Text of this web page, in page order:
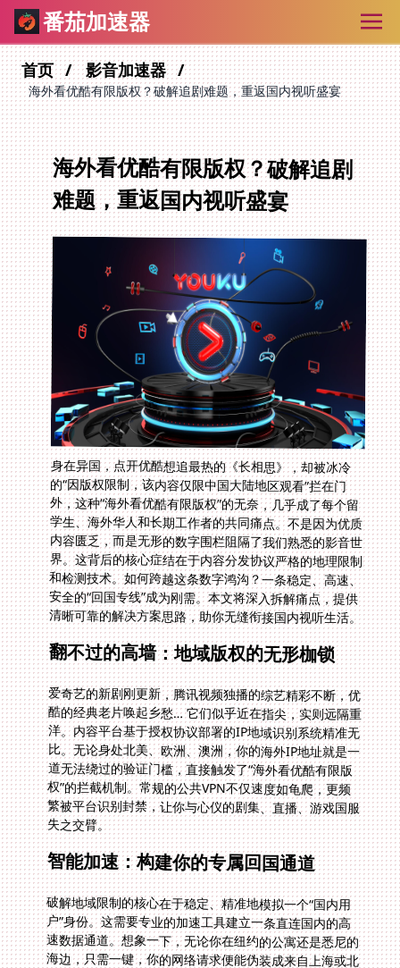
番茄加速器
首页 影音加速器
海外看优酷有限版权？破解追剧难题，重返国内视听盛宴
海外看优酷有限版权？破解追剧
难题，重返国内视听盛宴
身在异国，点开优酷想追最热的《长相思》，却被冰冷
的“因版权限制，该内容仅限中国大陆地区观看”拦在门
外，这种“海外看优酷有限版权”的无奈，几乎成了每个留
学生、海外华人和长期工作者的共同痛点。不是因为优质
内容匮乏，而是无形的数字围栏阻隔了我们熟悉的影音世
界。这背后的核心症结在于内容分发协议严格的地理限制
和检测技术。如何跨越这条数字鸿沟？一条稳定、高速、
安全的“回国专线”成为刚需。本文将深入拆解痛点，提供
清晰可靠的解决方案思路，助你无缝衔接国内视听生活。
翻不过的高墙：地域版权的无形枷锁
爱奇艺的新剧刚更新，腾讯视频独播的综艺精彩不断，优
酷的经典老片唤起乡愁… 它们似乎近在指尖，实则远隔重
洋。内容平台基于授权协议部署的IP地域识别系统精准无
比。无论身处北美、欧洲、澳洲，你的海外IP地址就是一
道无法绕过的验证门槛，直接触发了“海外看优酷有限版
权”的拦截机制。常规的公共VPN不仅速度如龟爬，更频
繁被平台识别封禁，让你与心仪的剧集、直播、游戏国服
失之交臂。
智能加速：构建你的专属回国通道
破解地域限制的核心在于稳定、精准地模拟一个“国内用
户”身份。这需要专业的加速工具建立一条直连国内的高
速数据通道。想象一下，无论你在纽约的公寓还是悉尼的
海边，只需一键，你的网络请求便能伪装成来自上海或北
京。关键在于连接的效率与稳定性——这不仅是速度之